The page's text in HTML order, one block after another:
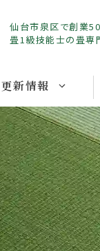
仙台市泉区で創業
畳1級技能士の畳専
更新情報